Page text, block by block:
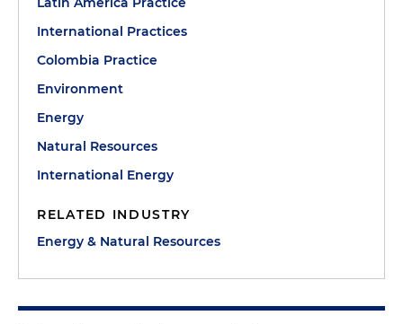
International Practices
Colombia Practice
Environment
Energy
Natural Resources
International Energy
RELATED INDUSTRY
Energy & Natural Resources